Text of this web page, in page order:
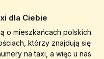
dla Ciebie
o mieszkańcach polskich
którzy znajdują się
na taxi, a więc u nas